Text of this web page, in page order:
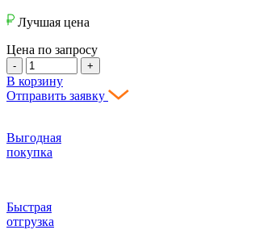
Лучшая цена
Цена по запросу
- +
В корзину
Отправить заявку
Выгодная
покупка
Быстрая
отгрузка